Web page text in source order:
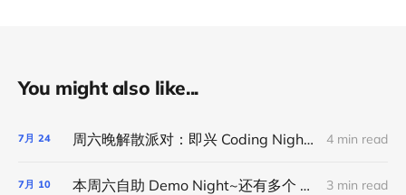
You might also like...
7月 24 周六晚解散派对：即兴 Coding Night｜线上活动 4 min read
7月 10 本周六自助 Demo Night~还有多个 Demo 名额可以报名~ 3 min read